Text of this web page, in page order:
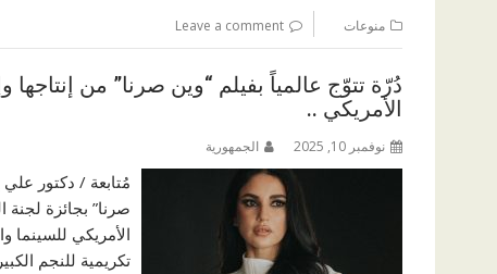
منوعات Leave a comment
دُرّة تتوّج عالمياً بفيلم “وين صرنا” من
الأمريكي ..
نوفمبر 10, 2025 الجمهورية
مُتابعة / دكتور
صرنا” بجائزة
الأمريكي للسينما
تكريمية للنجم